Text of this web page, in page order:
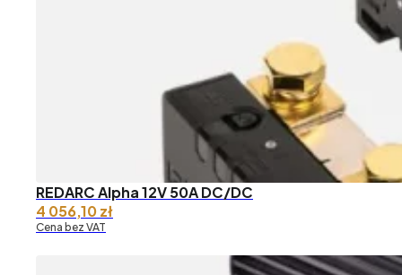
REDARC Alpha 12V 50A DC/DC
4 056,10zł
Cena bez VAT